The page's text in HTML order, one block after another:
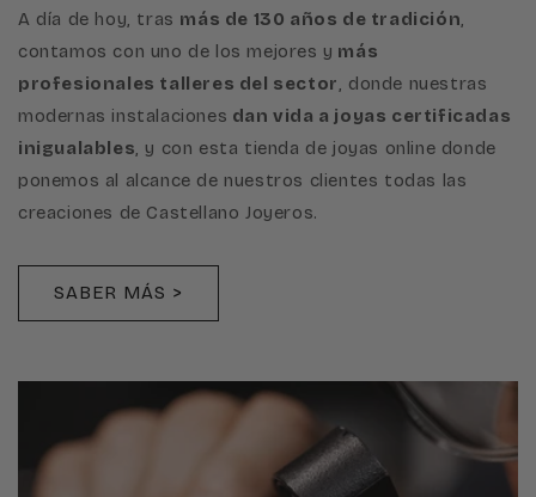
A día de hoy, tras más de 130 años de tradición,
contamos con uno de los mejores y más
profesionales talleres del sector, donde nuestras
modernas instalaciones dan vida a joyas certificadas
inigualables, y con esta tienda de joyas online donde
ponemos al alcance de nuestros clientes todas las
creaciones de Castellano Joyeros.
SABER MÁS >